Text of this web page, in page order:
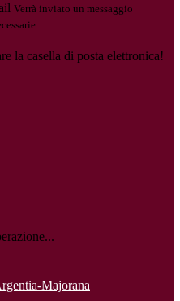
Verrà inviato un messaggio
la casella di posta elettronica!